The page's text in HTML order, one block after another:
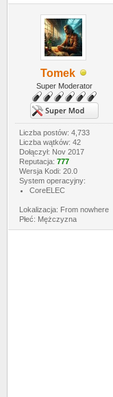
Tomek
Super Moderator
Liczba postów: 4,733
Liczba wątków: 42
Dołączył: Nov 2017
Reputacja: 777
Wersja Kodi: 20.0
System operacyjny:
CoreELEC
Lokalizacja: From nowhere
Płeć: Mężczyzna